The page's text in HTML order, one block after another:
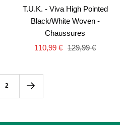
T.U.K. - Viva High Pointed
Black/White Woven -
Chaussures
Prix
vente
110,99 € Prix
129,99 €
2